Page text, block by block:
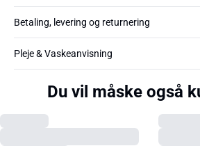
Betaling, levering og returnering
Pleje & Vaskeanvisning
Du vil måske også